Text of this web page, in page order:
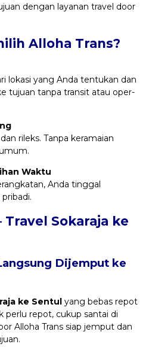
dengan layanan travel door
Alloha Trans?
lokasi yang Anda tentukan dan
tujuan tanpa transit atau oper-
rileks. Tanpa keramaian
Waktu
Anda tinggal
Travel Sokaraja ke
Dijemput ke
ke Sentul yang bebas repot
perlu repot, cukup santai di
Alloha Trans siap jemput dan